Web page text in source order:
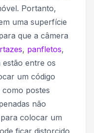
Portanto,
uma superfície
que a câmera
, panfletos,
estão entre os
um código
postes
não
colocar um
ficar distorcido